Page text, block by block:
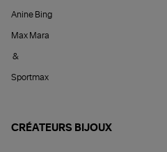
Anine Bing
Max Mara
&
Sportmax
CRÉATEURS BIJOUX